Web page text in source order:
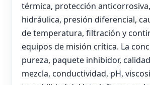
térmica, protección
hidráulica, presión diferencial,
de temperatura, filtración y
equipos de misión crítica. La
pureza, paquete inhibidor,
mezcla, conductividad, pH,